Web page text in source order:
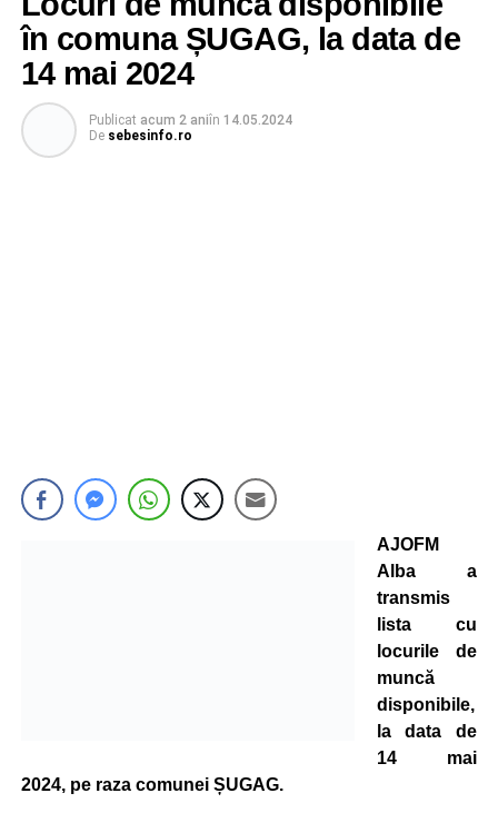
în comuna ȘUGAG, la data de
14 mai 2024
Publicat acum 2 aniîn 14.05.2024
De sebesinfo.ro
AJOFM
Alba a
transmis
lista cu
locurile de
muncă
disponibile,
la data de
14 mai
2024, pe raza comunei ȘUGAG.